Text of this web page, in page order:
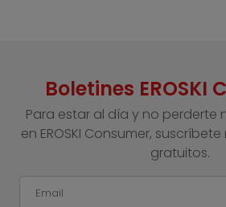
Boletines EROSKI
Para estar al día y no perderte
en EROSKI Consumer,
gratuitos.